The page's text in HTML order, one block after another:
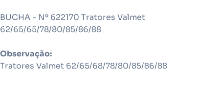
BUCHA - Nº 622170 Tratores Valmet
62/65/65/78/80/85/86/88
Observação:
Tratores Valmet 62/65/68/78/80/85/86/88